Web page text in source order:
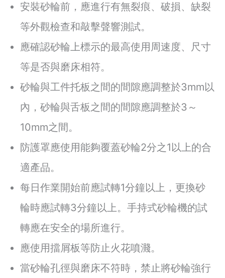
安裝砂輪前，應進行有無裂痕、破損、缺裂
等外觀檢查和敲擊聲響測試。
應確認砂輪上標示的最高使用周速度、尺寸
等是否與磨床相符。
砂輪與工件托板之間的間隙應調整於3mm以
內，砂輪與舌板之間的間隙應調整於3～
10mm之間。
防護罩應使用能夠覆蓋砂輪2分之1以上的合
適產品。
每日作業開始前應試轉1分鐘以上，更換砂
輪時應試轉3分鐘以上。手持式砂輪機的試
轉應在安全的場所進行。
應使用擋屑板等防止火花噴濺。
當砂輪孔徑與磨床不符時，禁止將砂輪強行